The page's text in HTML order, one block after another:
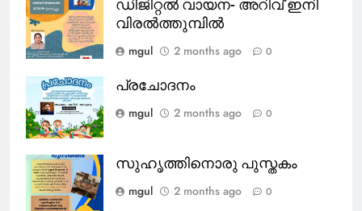
ഡിജിറ്റൽ വായന- അറിവ് ഇനി
വിരൽത്തുമ്പിൽ
mgul
2 months ago 0
പ്രചോദനം
mgul
2 months ago 0
സുഹൃത്തിനൊരു പുസ്തകം
mgul
2 months ago 0